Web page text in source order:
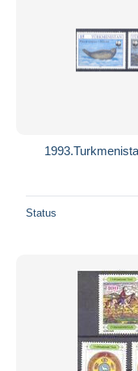
Status